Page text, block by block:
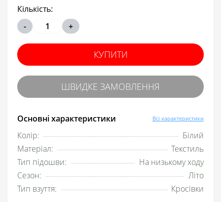
Основні характеристики Всі характеристики
Колір:
Білий
Матеріал:
Текстиль
Тип підошви:
На низькому ходу
Сезон:
Літо
Тип взуття:
Кросівки
Кількість:
-
+
КУПИТИ
ШВИДКЕ ЗАМОВЛЕННЯ